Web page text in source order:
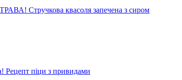
Стручкова квасоля запечена з сиром
Рецепт піци з привидами